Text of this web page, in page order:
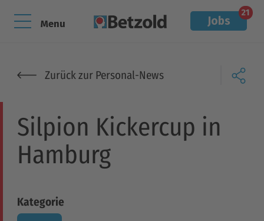
Menu
Zurück zur Personal-News
Jobs
21
Silpion Kickercup in
Hamburg
Kategorie